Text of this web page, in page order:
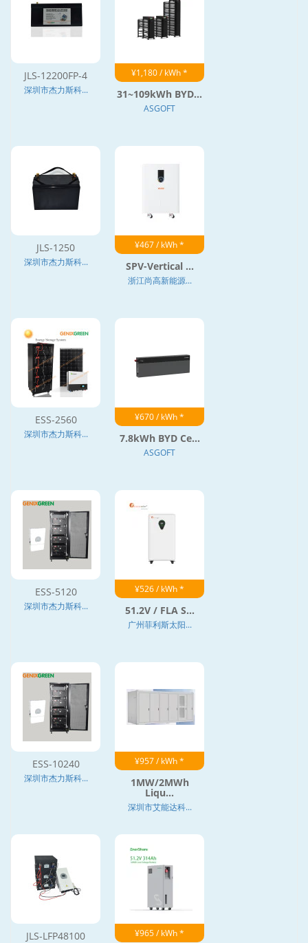
JLS-12200FP-4
深圳市杰力斯科...
¥1,180 / kWh *
31~109kWh BYD...
ASGOFT
JLS-1250
深圳市杰力斯科...
¥467 / kWh *
SPV-Vertical ...
浙江尚高新能源...
ESS-2560
深圳市杰力斯科...
¥670 / kWh *
7.8kWh BYD Ce...
ASGOFT
ESS-5120
深圳市杰力斯科...
¥526 / kWh *
51.2V / FLA S...
广州菲利斯太阳...
ESS-10240
深圳市杰力斯科...
¥957 / kWh *
1MW/2MWh
Liqu...
深圳市艾能达科...
JLS-LFP48100 ¥965 / kWh *